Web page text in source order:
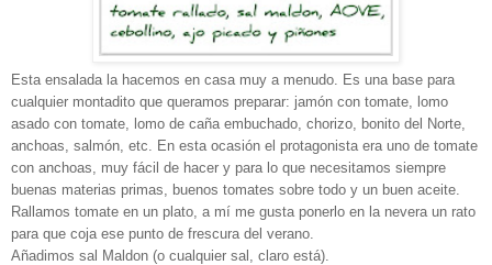
Esta ensalada la hacemos en casa muy a menudo. Es una base para
cualquier montadito que queramos preparar: jamón con tomate, lomo
asado con tomate, lomo de caña embuchado, chorizo, bonito del Norte,
anchoas, salmón, etc. En esta ocasión el protagonista era uno de tomate
con anchoas, muy fácil de hacer y para lo que necesitamos siempre
buenas materias primas, buenos tomates sobre todo y un buen aceite.
Rallamos tomate en un plato, a mí me gusta ponerlo en la nevera un rato
para que coja ese punto de frescura del verano.
Añadimos sal Maldon (o cualquier sal, claro está).